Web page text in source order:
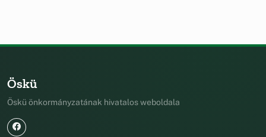
Öskü
Öskü önkormányzatának hivatalos weboldala